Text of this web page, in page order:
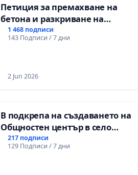
Петиция за премахване на
бетона и разкриване на
античното сърце на
Могиланската могила във
1 468 подписи
143 Подписи / 7 дни
2 Jun 2026
В подкрепа на създаването на
Общностен център в село
Църква
217 подписи
129 Подписи / 7 дни